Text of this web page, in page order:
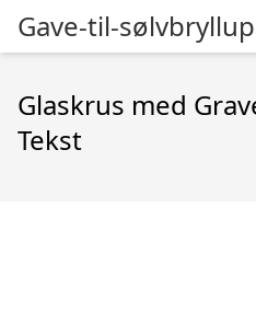
Gave-til-
Glaskrus med
Tekst